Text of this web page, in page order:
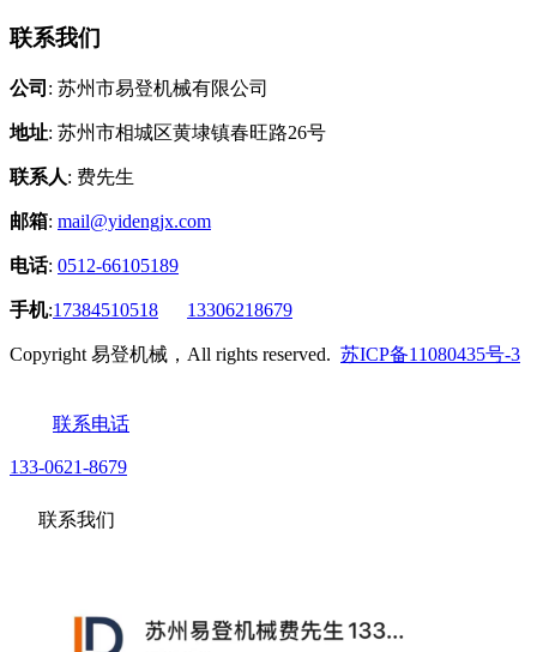
联系我们
公司 : 苏州市易登机械有限公司
地址: 苏州市相城区黄埭镇春旺路26号
联系人: 费先生
邮箱: mail@yidengjx.com
电话: 0512-66105189
手机:17384510518 13306218679
Copyright 易登机械，All rights reserved. 苏ICP备11080435号-3
联系电话
133-0621-8679
联系我们